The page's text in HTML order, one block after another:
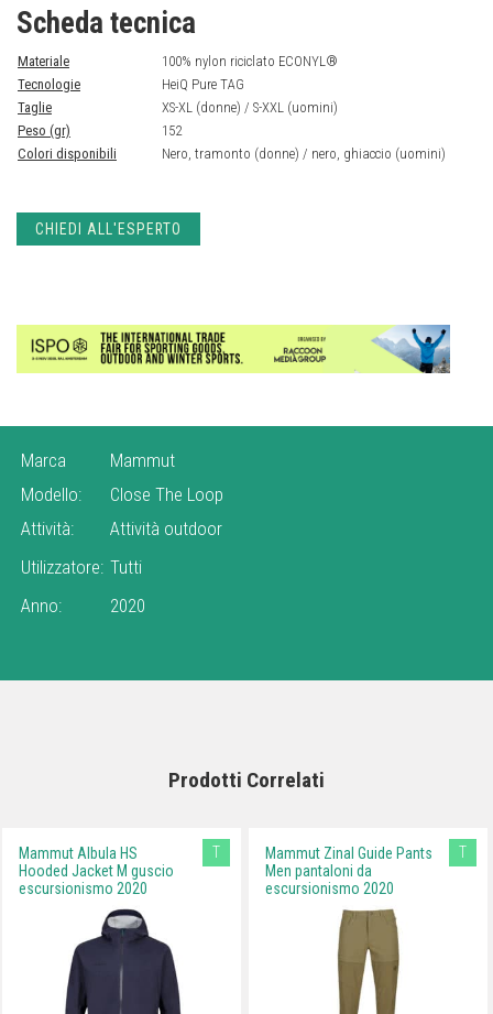
servizio di spedizione gratuito: «Close The Loop»
un progetto seguito con successo dalla comunità di climber,
come dimostra il risultato ottenuto: 1.000 T-shirt «Close The
Loop»realizzate in nylon riciclato ECONYL®, prodotte con
il 67% in meno di emissioni di CO2(rispetto alla produzione
tradizionale con materie prime derivate dal petrolio). Grazie
sgradevoli, la maglietta è trattata con la
Pure, sviluppata in Svizzera, che aiuta anche a risparmiare
per la protezione del climaProtect our Winters Switzerland
(POW), Mammut ha dimostrato che i concetti di
economia
Scheda tecnica
Materiale
100% nylon riciclato ECONYL®
Tecnologie
HeiQ Pure TAG
Taglie
XS-XL (donne) / S-XXL (uomini)
Peso (gr)
152
Colori disponibili
Nero, tramonto (donne) / nero, ghiaccio (uomini)
CHIEDI ALL'ESPERTO
Marca
Mammut
Modello:
Close The Loop
Attività:
Attività outdoor
Utilizzatore: Tutti
Anno:
2020
Prodotti Correlati
Mammut Albula HS
Hooded Jacket M guscio
escursionismo 2020
T
Mammut Zinal Guide Pants
Men pantaloni da
escursionismo 2020
T